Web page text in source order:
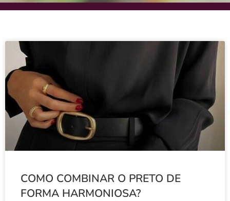
COMO COMBINAR O PRETO DE
FORMA HARMONIOSA?